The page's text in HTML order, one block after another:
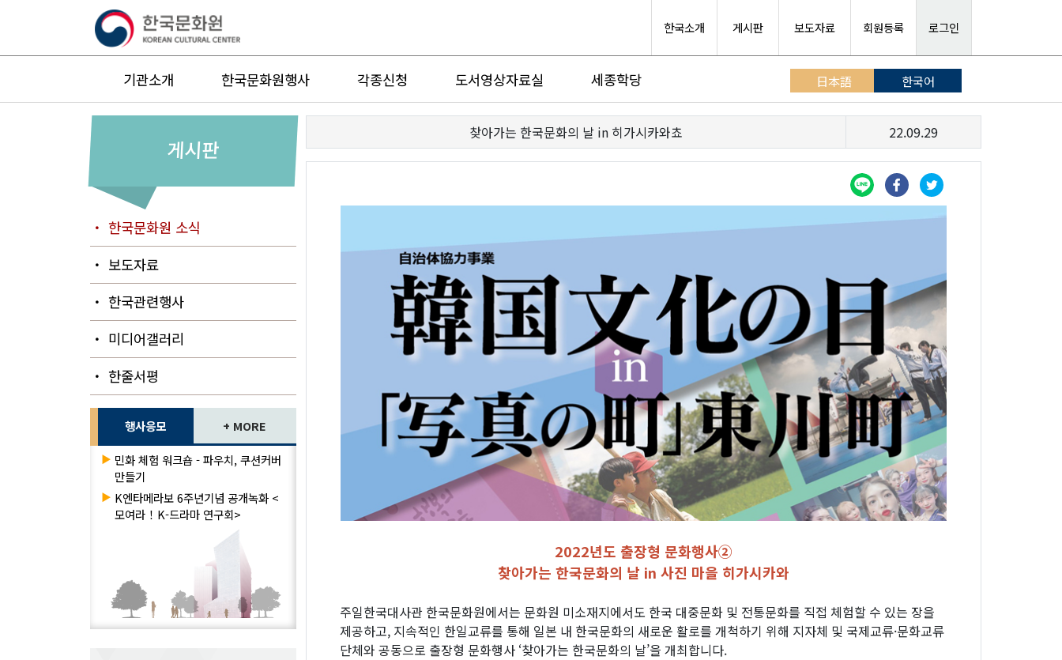
한국소개 게시판 보도자료 회원등록 로그인
기관소개 한국문화원행사 각종신청 도서영상자료실 세종학당 日本語 한국어
게시판
・ 한국문화원 소식
・ 보도자료
・ 한국관련행사
・ 미디어갤러리
・ 한줄서평
행사응모 + MORE
▶ 민화 체험 워크숍 - 파우치, 쿠션커버
만들기
▶ K엔타메라보 6주년기념 공개녹화 <
모여라！K-드라마 연구회>
찾아가는 한국문화의 날 in 히가시카와쵸 22.09.29
2022년도 출장형 문화행사②
찾아가는 한국문화의 날 in 사진 마을 히가시카와
주일한국대사관 한국문화원에서는 문화원 미소재지에서도 한국 대중문화 및 전통문화를 직접 체험할 수 있는 장을
제공하고, 지속적인 한일교류를 통해 일본 내 한국문화의 새로운 활로를 개척하기 위해 지자체 및 국제교류·문화교류
단체와 공동으로 출장형 문화행사 ‘찾아가는 한국문화의 날’을 개최합니다.